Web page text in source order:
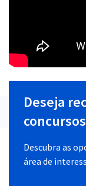
Deseja
Descubra as
área de